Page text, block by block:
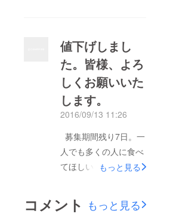
粕ジェラートを食べて
欲しい。この思いを叶
えるために、 どう
か、最後のお力添えを
何卒よろしくお願い申
し上げます。
ずかとなりました。公
開当初、思ったように
PVが伸びず、頭を悩
ませましたが、この短
い間に、何名かのパト
ただき、恐悦至極でご
ざいます。 残りわず
かではありますが、余
のために注ぎ込みたい
と思います。 引き続
値下げしまし
た。皆様、よろ
しくお願いいた
します。
2016/09/13 11:26
募集期間残り7日。一
人でも多くの人に食べ
てほしい。その思いか
後の値下げを行いまし
た。 5000円→3500円
もっと見る
コメント もっと見る